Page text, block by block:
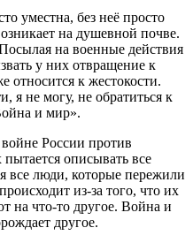
уместна, без неё просто
на душевной почве.
на военные действия
у них отвращение к
относится к жестокости.
я не могу, не обратиться к
и мир».
России против
описывать все
все люди, которые пережили
из-за того, что их
на что-то другое. Война и
другое.